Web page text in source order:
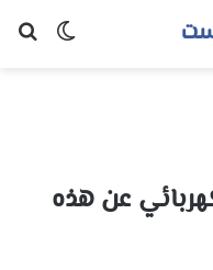
الوضع
عن هذه